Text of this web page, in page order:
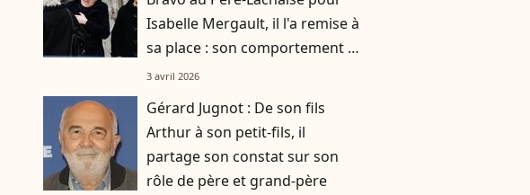
Isabelle Mergault, il l'a remise à
sa place : son comportement l'a
indisposé
3 avril 2026
Gérard Jugnot : De son fils
Arthur à son petit-fils, il
partage son constat sur son
rôle de père et grand-père